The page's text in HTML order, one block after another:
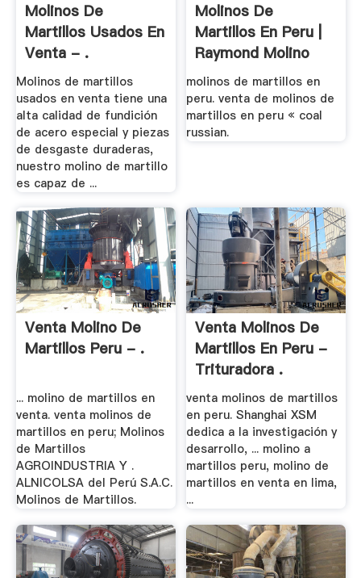
Molinos De
Martillos Usados En
Venta - .
Molinos de martillos
usados en venta tiene una
alta calidad de fundición
de acero especial y piezas
de desgaste duraderas,
nuestro molino de martillo
es capaz de ...
Molinos De
Martillos En Peru |
Raymond Molino
molinos de martillos en
peru. venta de molinos de
martillos en peru « coal
russian.
Venta Molino De
Martillos Peru - .
... molino de martillos en
venta. venta molinos de
martillos en peru; Molinos
de Martillos
AGROINDUSTRIA Y .
ALNICOLSA del Perú S.A.C.
Molinos de Martillos.
Venta Molinos De
Martillos En Peru -
Trituradora .
venta molinos de martillos
en peru. Shanghai XSM
dedica a la investigación y
desarrollo, ... molino a
martillos peru, molino de
martillos en venta en lima,
...